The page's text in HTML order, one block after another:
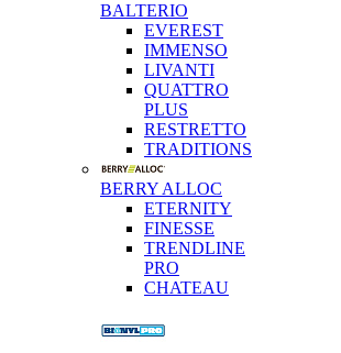
BALTERIO
EVEREST
IMMENSO
LIVANTI
QUATTRO
PLUS
RESTRETTO
TRADITIONS
BERRY ALLOC
ETERNITY
FINESSE
TRENDLINE
PRO
CHATEAU